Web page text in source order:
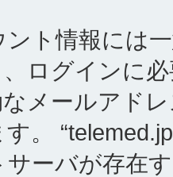
ト情報には
ログインに
なメールアド
。
ーバが存在